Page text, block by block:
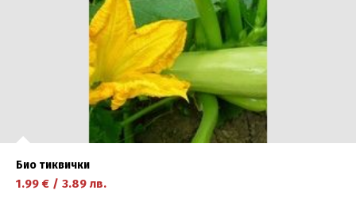
Био тиквички
1.99 € / 3.89 лв.